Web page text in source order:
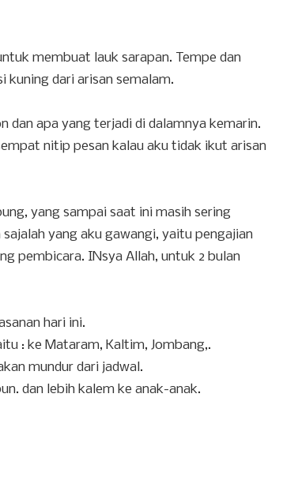
membuat lauk sarapan. Tempe dan
kuning dari arisan semalam.
dan apa yang terjadi di dalamnya kemarin.
nitip pesan kalau aku tidak ikut arisan
yang sampai saat ini masih sering
yang aku gawangi, yaitu pengajian
pembicara. INsya Allah, untuk 2 bulan
hari ini.
: ke Mataram, Kaltim, Jombang,.
mundur dari jadwal.
dan lebih kalem ke anak-anak.